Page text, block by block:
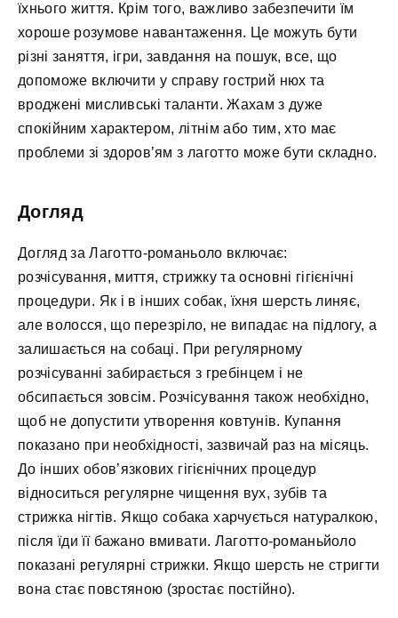
їхнього життя. Крім того, важливо забезпечити їм
хороше розумове навантаження. Це можуть бути
різні заняття, ігри, завдання на пошук, все, що
допоможе включити у справу гострий нюх та
вроджені мисливські таланти. Жахам з дуже
спокійним характером, літнім або тим, хто має
проблеми зі здоров’ям з лаготто може бути складно.
Догляд
Догляд за Лаготто-романьоло включає:
розчісування, миття, стрижку та основні гігієнічні
процедури. Як і в інших собак, їхня шерсть линяє,
але волосся, що перезріло, не випадає на підлогу, а
залишається на собаці. При регулярному
розчісуванні забирається з гребінцем і не
обсипається зовсім. Розчісування також необхідно,
щоб не допустити утворення ковтунів. Купання
показано при необхідності, зазвичай раз на місяць.
До інших обов’язкових гігієнічних процедур
відноситься регулярне чищення вух, зубів та
стрижка нігтів. Якщо собака харчується натуралкою,
після їди її бажано вмивати. Лаготто-романьйоло
показані регулярні стрижки. Якщо шерсть не стригти
вона стає повстяною (зростає постійно).